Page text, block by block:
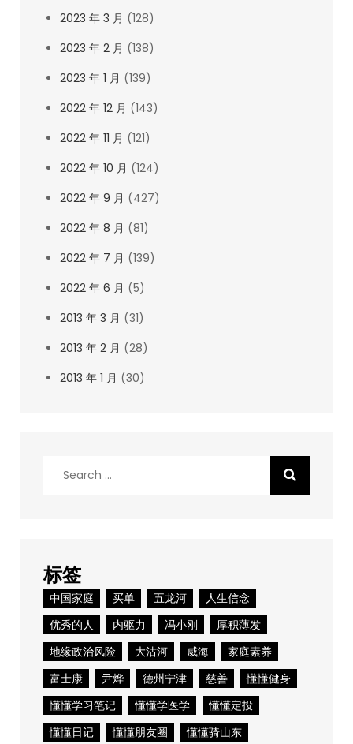
2023 年 3 月 (128)
2023 年 2 月 (138)
2023 年 1 月 (139)
2022 年 12 月 (143)
2022 年 11 月 (121)
2022 年 10 月 (124)
2022 年 9 月 (427)
2022 年 8 月 (81)
2022 年 7 月 (139)
2022 年 6 月 (5)
2013 年 3 月 (31)
2013 年 2 月 (28)
2013 年 1 月 (30)
标签
中国家庭 买单 五龙河
人生信念
优秀的人
内驱力 冯小刚
厚积薄发
地缘政治风险
大沽河 威海
家庭素养
富士康
尹烨 德州宁津 慈善
懂懂健身
懂懂学习笔记
懂懂学医学
懂懂定投
懂懂日记
懂懂朋友圈 懂懂骑山东